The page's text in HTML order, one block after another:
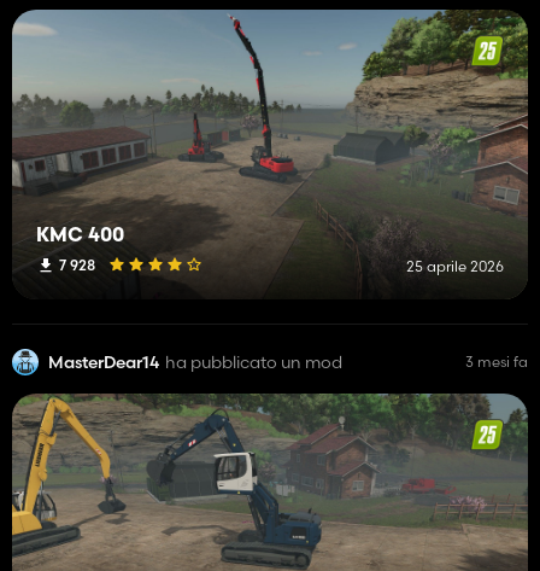
KMC 400
7 928 25 aprile 2026
MasterDear14 ha pubblicato un mod 3 mesi fa